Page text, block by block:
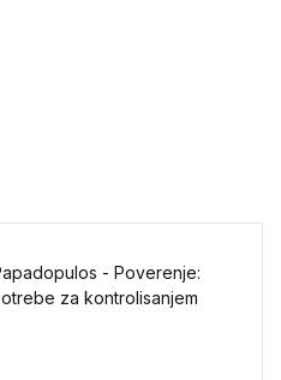
- Poverenje:
za kontrolisanjem